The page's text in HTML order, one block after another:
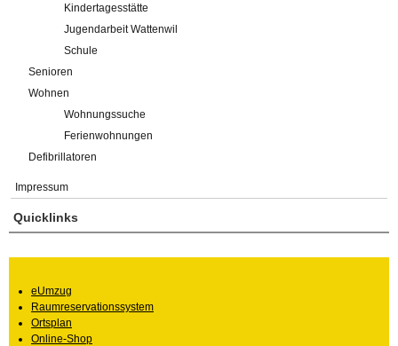
Kindertagesstätte
Jugendarbeit Wattenwil
Schule
Senioren
Wohnen
Wohnungssuche
Ferienwohnungen
Defibrillatoren
Impressum
Quicklinks
eUmzug
Raumreservationssystem
Ortsplan
Online-Shop